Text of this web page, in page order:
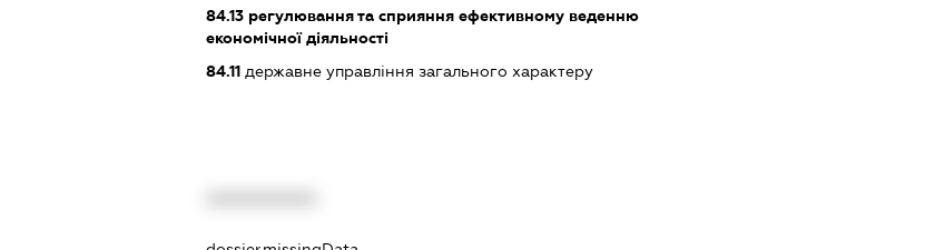
84.13регулювання та сприяння ефективному веденню
економічної діяльності
84.11державне управління загального характеру